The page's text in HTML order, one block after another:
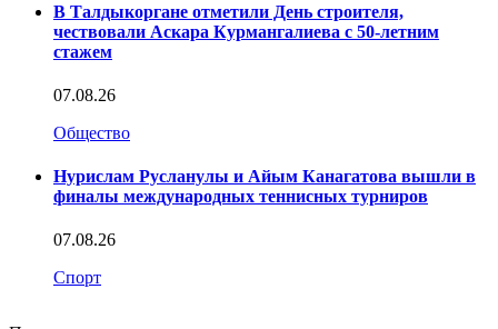
В Талдыкоргане отметили День строителя,
чествовали Аскара Курмангалиева с 50-летним
стажем
07.08.26
Общество
Нурислам Русланулы и Айым Канагатова вышли в
финалы международных теннисных турниров
07.08.26
Спорт